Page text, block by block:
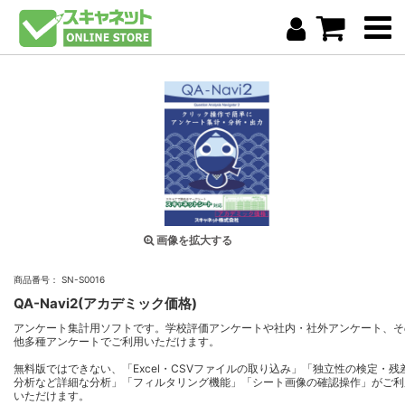
画像を拡大する
商品番号： SN-S0016
QA-Navi2(アカデミック価格)
アンケート集計用ソフトです。学校評価アンケートや社内・社外アンケート、
他多種アンケートでご利用いただけます。
無料版ではできない、「Excel・CSVファイルの取り込み」「独立性の検定・残
分析など詳細な分析」「フィルタリング機能」「シート画像の確認操作」がご
いただけます。